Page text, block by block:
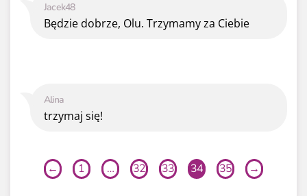
Alina
trzymaj się!
Jacek48
Będzie dobrze, Olu. Trzymamy za Ciebie
← 1 … 32 33 34 35 →